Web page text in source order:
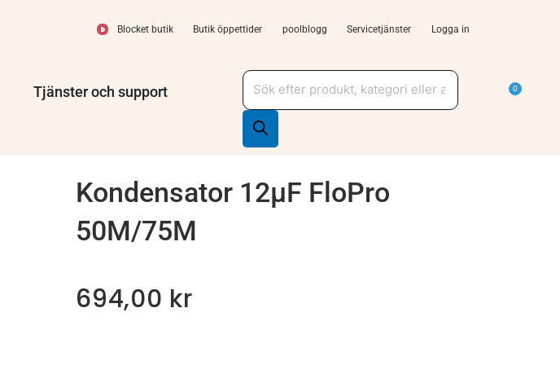
Blocket butik Butik öppettider poolblogg Servicetjänster Logga in
Öppna Reservdelar
Tjänster och support Öppna Tjänster och support
Produktsökning 0
Kondensator 12µF FloPro
50M/75M
694,00 kr